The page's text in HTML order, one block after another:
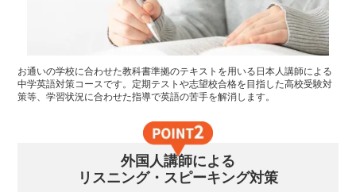
お通いの学校に合わせた教科書準拠のテキストを用いる日本人講師による
中学英語対策コースです。定期テストや志望校合格を目指した高校受験対
策等、学習状況に合わせた指導で英語の苦手を解消します。
外国人講師による
リスニング・スピーキング対策